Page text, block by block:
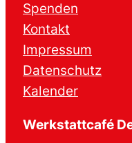
Spenden
Kontakt
Impressum
Datenschutz
Kalender
Werkstattcafé